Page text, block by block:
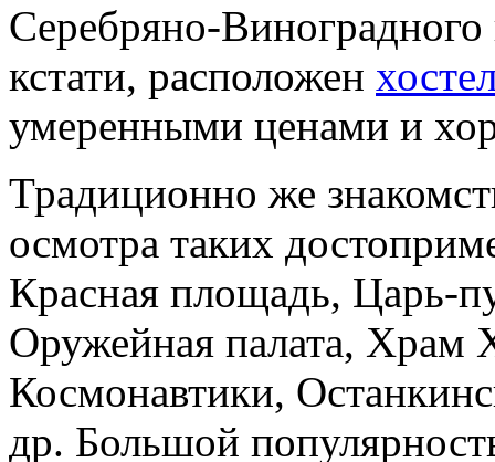
Серебряно-Виноградного
кстати, расположен
умеренными ценами и
Традиционно же
осмотра таких
Красная площадь, Царь-
Оружейная палата, Храм
Космонавтики,
др. Большой